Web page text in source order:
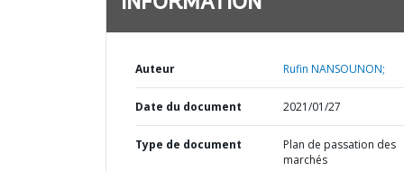
Auteur Rufin NANSOUNON;
Date du document 2021/01/27
Type de document
Plan de passation des
marchés